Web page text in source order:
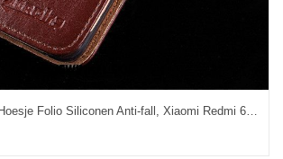
Xiaomi Redmi 6a Hoesje Folio Siliconen Anti-fall, Xiaomi Redmi 6a Hoesje Hoge Bescherming Braun